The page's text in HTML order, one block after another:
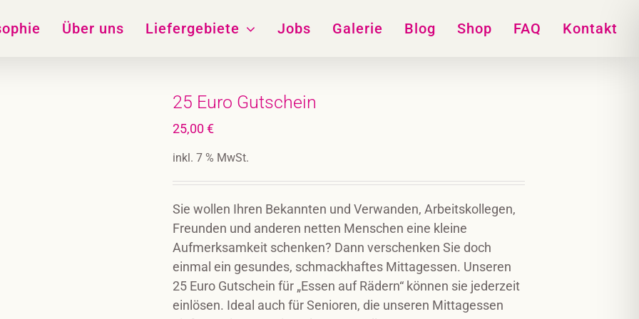
Über uns Liefergebiete Jobs Galerie Blog Shop FAQ Kontakt
25 Euro Gutschein
25,00€
inkl. 7 % MwSt.
Sie wollen Ihren Bekannten und Verwanden, Arbeitskollegen,
Freunden und anderen netten Menschen eine kleine
Aufmerksamkeit schenken? Dann verschenken Sie doch
einmal ein gesundes, schmackhaftes Mittagessen. Unseren
25 Euro Gutschein für „Essen auf Rädern“ können sie jederzeit
einlösen. Ideal auch für Senioren, die unseren Mittagessen